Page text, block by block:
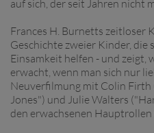
auf sich, der seit Jahren nicht
Frances H. Burnetts zeitloser
Geschichte zweier Kinder, die
Einsamkeit helfen - und zeigt,
erwacht, wenn man sich nur
Neuverfilmung mit Colin Firth
Jones") und Julie Walters
den erwachsenen